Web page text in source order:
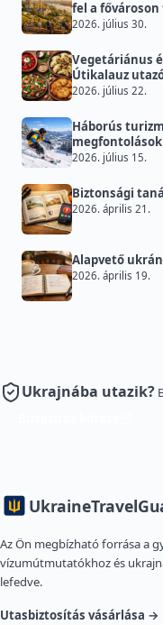
fel a
2026. július 30.
Vegetáriánus
Útikalauz
2026. július 22.
Háborús
2026. július 15.
Biztonsági
2026. április 21.
Alapvető
2026. április 19.
Ukrajnába utazik?
Ukraine
Az Ön megbízható forrása a
vízumútmutatókhoz és
lefedve.
Utasbiztosítás vásárlása →